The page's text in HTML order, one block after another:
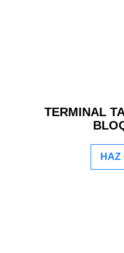
TERMINAL
HAZ